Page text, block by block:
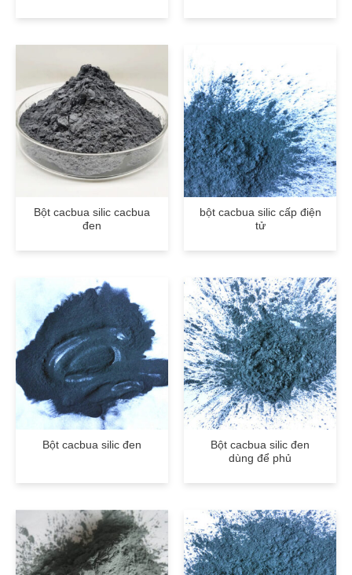
Bột cacbua silic cacbua
đen
bột cacbua silic cấp điện
tử
Bột cacbua silic đen
Bột cacbua silic đen
dùng để phủ